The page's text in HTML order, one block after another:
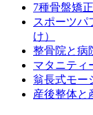
7種骨盤矯
スポーツパ
け）
整骨院と病
マタニティ
翁長式モー
産後整体と